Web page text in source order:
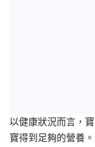
以健康狀況而言，
寶得到足夠的營養